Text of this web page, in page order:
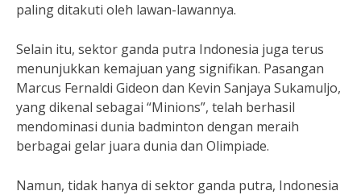
paling ditakuti oleh lawan-lawannya.
Selain itu, sektor ganda putra Indonesia juga terus
menunjukkan kemajuan yang signifikan. Pasangan
Marcus Fernaldi Gideon dan Kevin Sanjaya Sukamuljo,
yang dikenal sebagai “Minions”, telah berhasil
mendominasi dunia badminton dengan meraih
berbagai gelar juara dunia dan Olimpiade.
Namun, tidak hanya di sektor ganda putra, Indonesia